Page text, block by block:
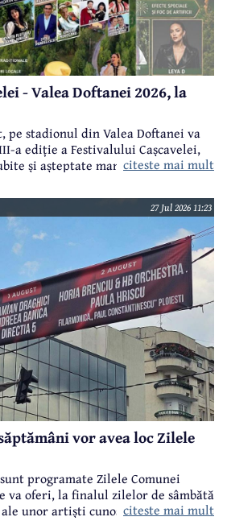
- Valea Doftanei 2026, la
stadionul din Valea Doftanei va
a ediție a Festivalului Cașcavelei,
și așteptate manifestări de acest
citeste mai mult
27 Jul 2026 11:23
vor avea loc Zilele
programate Zilele Comunei
va oferi, la finalul zilelor de sâmbătă
unor artiști cunoscuți.citeste mai mult